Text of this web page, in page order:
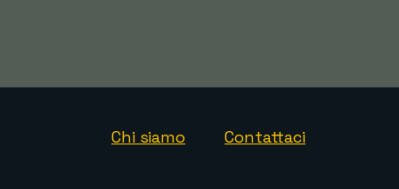
Chi siamo Contattaci